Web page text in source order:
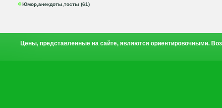
Юмор,анекдоты,тосты (61)
Цены, представленные на сайте, являются ориентировочными.